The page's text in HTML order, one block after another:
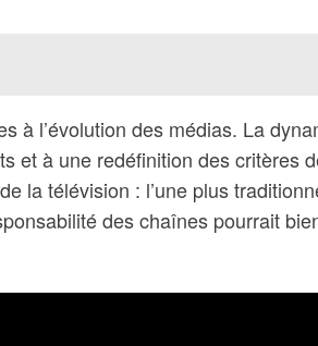
à l’évolution des médias. La
et à une redéfinition des critères
la télévision : l’une plus
des chaînes pourrait